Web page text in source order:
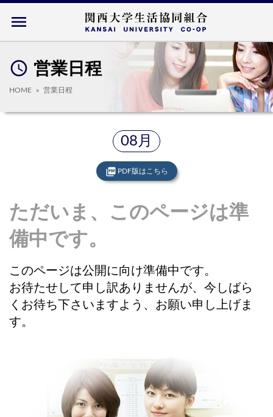
menu
access_time 営業日程
HOME 営業日程
08月
picture_as_pdf PDF版はこちら
ただいま、このページは準
備中です。
このページは公開に向け準備中です。
お待たせして申し訳ありませんが、今しばら
くお待ち下さいますよう、お願い申し上げま
す。